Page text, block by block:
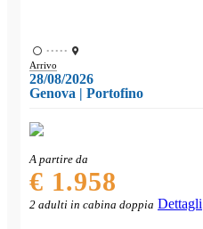
•••••
Arrivo
28/08/2026
Genova | Portofino
A partire da
€ 1.958
2 adulti in cabina doppia Dettagli